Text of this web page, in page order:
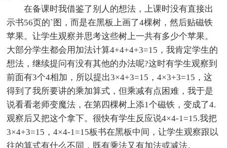
在备课时我借鉴了别人的想法，上课时没有直接出
示书56页的`图，而是在黑板上画了4棵树，然后贴磁铁
苹果。让学生观察并思考这些树上一共有多少个苹果。
大部分学生都会用加法计算4+4+4+3=15，我肯定学生的
想法，继续提问有没有其他的办法呢?这时有学生观察到
前面有3个4相加，所以提出3×4+3=15，4×3+3=15，这
得到了我所要讲的乘加算式，但乘减有点困难，我于是
说看看老师变魔法，在第四棵树上添1个磁铁，变成了4.
观察后又把这个拿下。很快有学生反应说4×4-1=15.我把
3×4+3=15，4×4-1=15板书在黑板中间，让学生观察跟以
往的算式有什么不同，既有乘法又有加法或减法。